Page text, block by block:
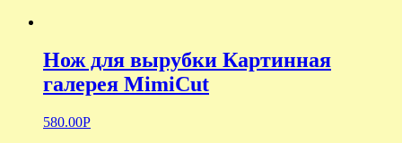
Нож для вырубки Картинная
галерея MimiCut
580.00Р